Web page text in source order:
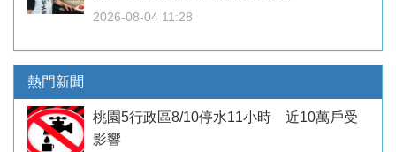
2026-08-04 11:28
熱門新聞
桃園5行政區8/10停水11小時 近10萬戶受
影響